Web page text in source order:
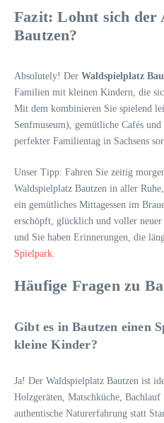
Fazit: Lohnt sich der
Bautzen?
Absolutely! Der Waldspielplatz
Familien mit kleinen Kindern, die
Mit dem kombinieren Sie spielend
Senfmuseum), gemütliche Cafés
perfekter Familientag in Sachsens
Unser Tipp: Fahren Sie zeitig
Waldspielplatz Bautzen in aller
ein gemütliches Mittagessen im
erschöpft, glücklich und voller
und Sie haben Erinnerungen, die
Spielpark.
Häufige Fragen zu
Gibt es in Bautzen einen
kleine Kinder?
Ja! Der Waldspielplatz Bautzen ist
Holzgeräten, Matschküche,
authentische Naturerfahrung statt